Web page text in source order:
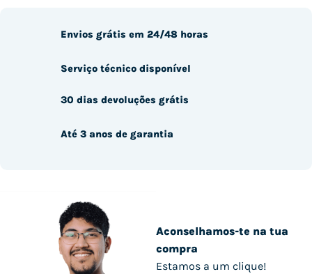
Aconselhamos-te na tua
compra
Estamos a um clique!
Envios grátis em 24/48 horas
Serviço técnico disponível
30 dias devoluções grátis
Até 3 anos de garantia